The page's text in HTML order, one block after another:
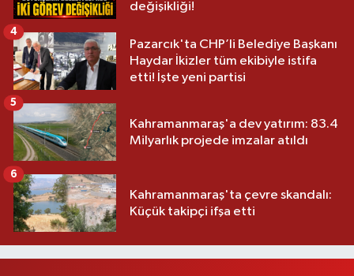
değişikliği!
Pazarcık'ta CHP’li Belediye Başkanı
Haydar İkizler tüm ekibiyle istifa
etti! İşte yeni partisi
4
Kahramanmaraş'a dev yatırım: 83.4
Milyarlık projede imzalar atıldı
5
Kahramanmaraş'ta çevre skandalı:
Küçük takipçi ifşa etti
6